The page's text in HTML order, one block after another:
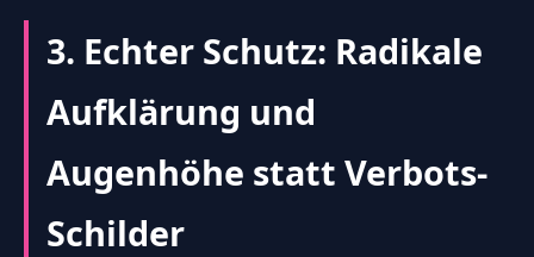
3. Echter Schutz: Radikale
Aufklärung und
Augenhöhe statt Verbots-
Schilder